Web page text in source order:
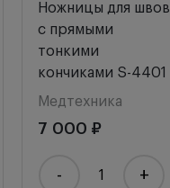
Ножницы для швов
с прямыми
тонкими
кончиками S-4401
Медтехника
7 000 ₽
- +